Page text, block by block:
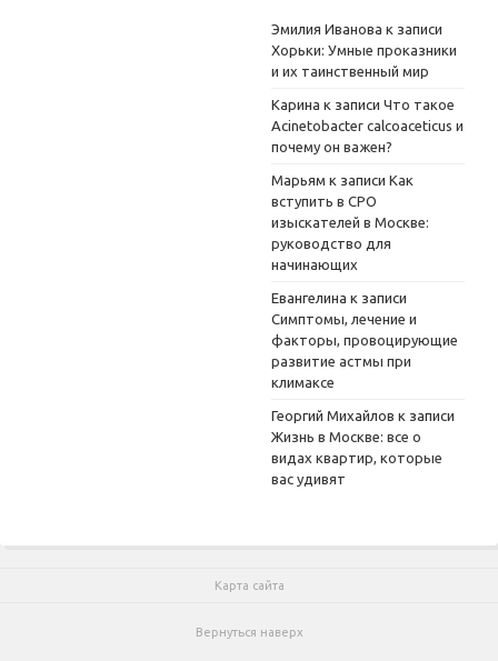
Эмилия Иванова к записи
Хорьки: Умные проказники
и их таинственный мир
Карина к записи Что такое
Acinetobacter calcoaceticus и
почему он важен?
Марьям к записи Как
вступить в СРО
изыскателей в Москве:
руководство для
начинающих
Евангелина к записи
Симптомы, лечение и
факторы, провоцирующие
развитие астмы при
климаксе
Георгий Михайлов к записи
Жизнь в Москве: все о
видах квартир, которые
вас удивят
Карта сайта
Вернуться наверх